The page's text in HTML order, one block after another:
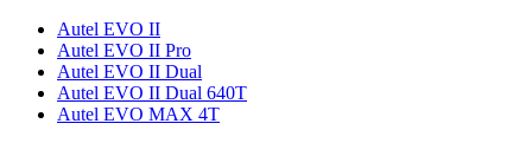
Autel EVO II
Autel EVO II Pro
Autel EVO II Dual
Autel EVO II Dual 640T
Autel EVO MAX 4T